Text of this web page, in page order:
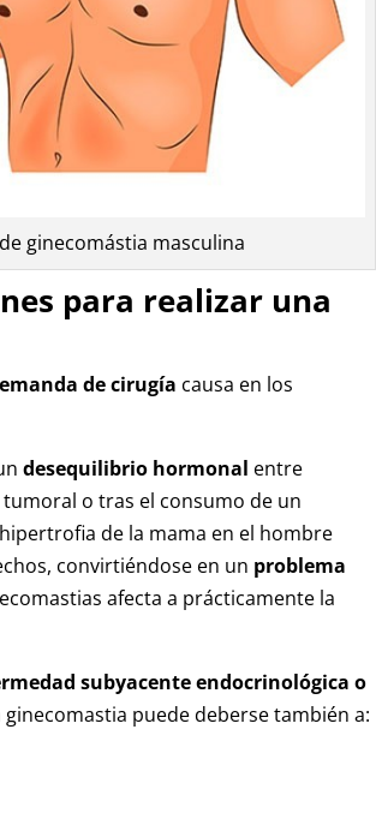
ginecomástia masculina
para realizar una
de cirugía causa en los
desequilibrio hormonal entre
o tras el consumo de un
de la mama en el hombre
convirtiéndose en un problema
afecta a prácticamente la
subyacente endocrinológica o
puede deberse también a: